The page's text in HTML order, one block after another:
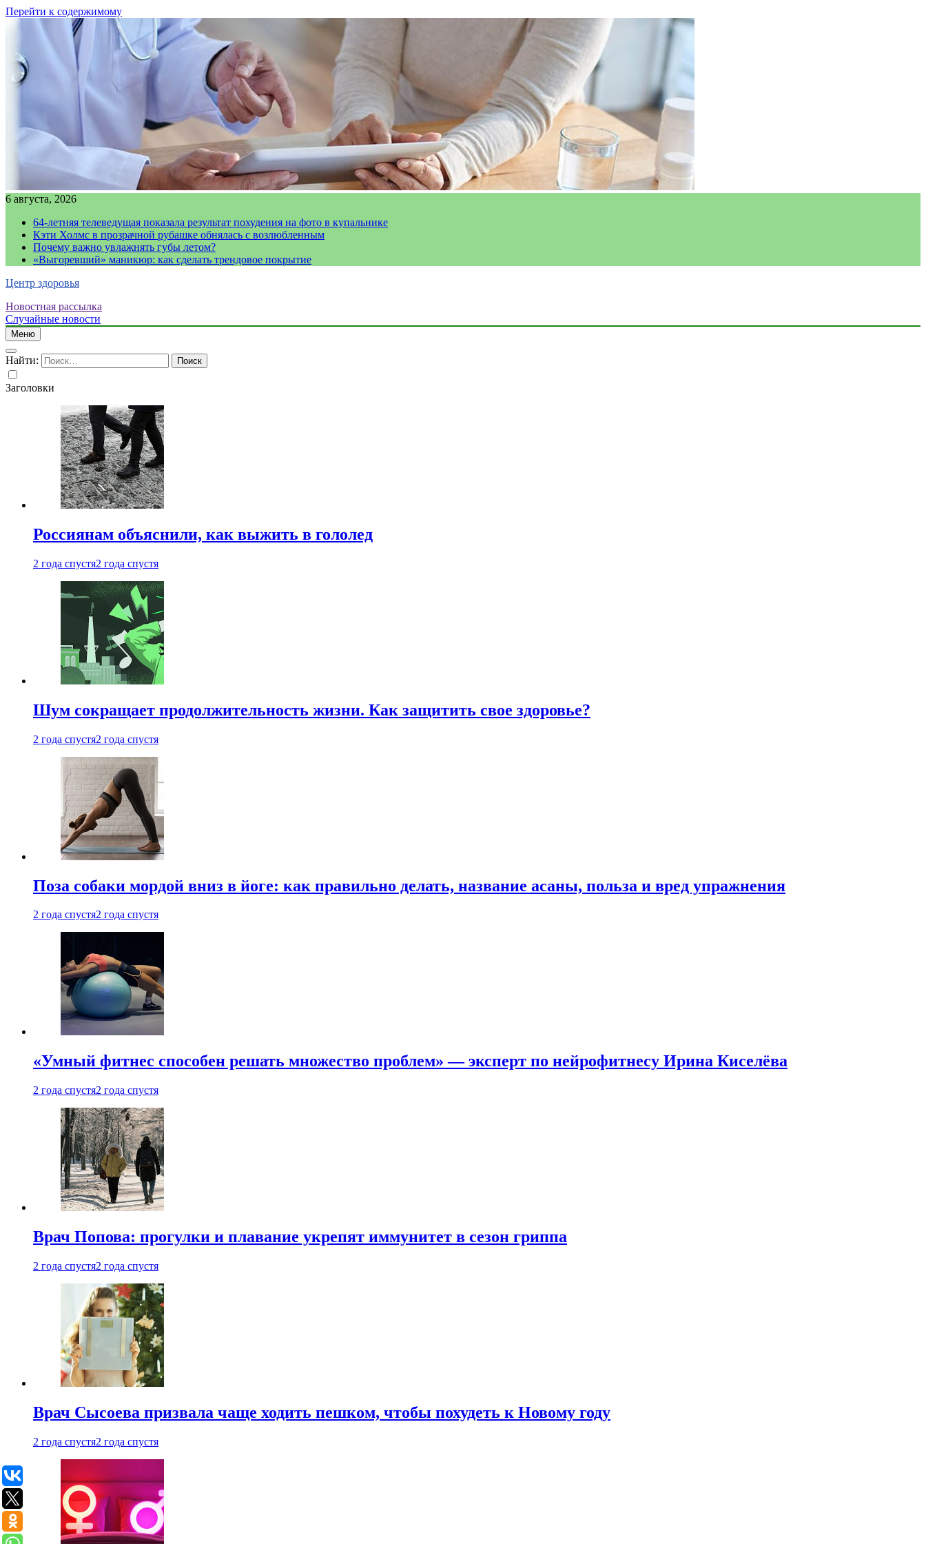
Перейти к содержимому
6 августа, 2026
64-летняя телеведущая показала результат похудения на фото в купальнике
Кэти Холмс в прозрачной рубашке обнялась с возлюбленным
Почему важно увлажнять губы летом?
«Выгоревший» маникюр: как сделать трендовое покрытие
Центр здоровья
Новостная рассылка
Случайные новости
Меню
Найти:
Заголовки
Россиянам объяснили, как выжить в гололед
2 года спустя2 года спустя
Шум сокращает продолжительность жизни. Как защитить свое здоровье?
2 года спустя2 года спустя
Поза собаки мордой вниз в йоге: как правильно делать, название асаны, польза и вред упражнения
2 года спустя2 года спустя
«Умный фитнес способен решать множество проблем» — эксперт по нейрофитнесу Ирина Киселёва
2 года спустя2 года спустя
Врач Попова: прогулки и плавание укрепят иммунитет в сезон гриппа
2 года спустя2 года спустя
Врач Сысоева призвала чаще ходить пешком, чтобы похудеть к Новому году
2 года спустя2 года спустя